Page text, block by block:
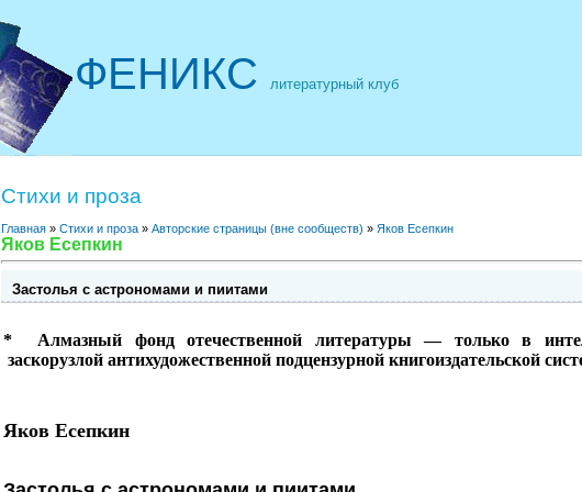
ФЕНИКС литературный клуб
Стихи и проза
Главная » Стихи и проза » Авторские страницы (вне сообществ) » Яков Есепкин
Яков Есепкин
Застолья с астрономами и пиитами
* Алмазный фонд отечественной литературы — только в
заскорузлой антихудожественной подцензурной книгоиздательской
Яков Есепкин